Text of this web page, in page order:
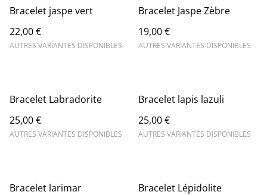
Bracelet jaspe vert
22,00 €
AUTRES VARIANTES DISPONIBLES
Bracelet Jaspe Zèbre
19,00 €
AUTRES VARIANTES DISPONIBLES
Bracelet Labradorite
25,00 €
AUTRES VARIANTES DISPONIBLES
Bracelet lapis lazuli
25,00 €
AUTRES VARIANTES DISPONIBLES
Bracelet larimar
Bracelet Lépidolite